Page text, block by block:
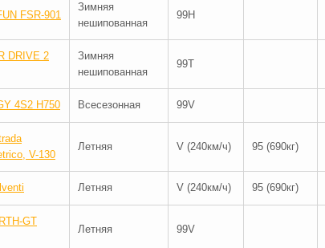
FSR-901
Зимняя
нешипованная
99H
DRIVE 2
Зимняя
нешипованная
99T
4S2 H750 Всесезонная 99V
V-130
Летняя V (240км/ч) 95 (690кг)
Летняя V (240км/ч) 95 (690кг)
GT
Летняя 99V